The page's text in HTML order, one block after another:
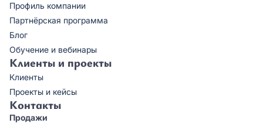
Профиль компании
Партнёрская программа
Блог
Обучение и вебинары
Клиенты и проекты
Клиенты
Проекты и кейсы
Контакты
Продажи